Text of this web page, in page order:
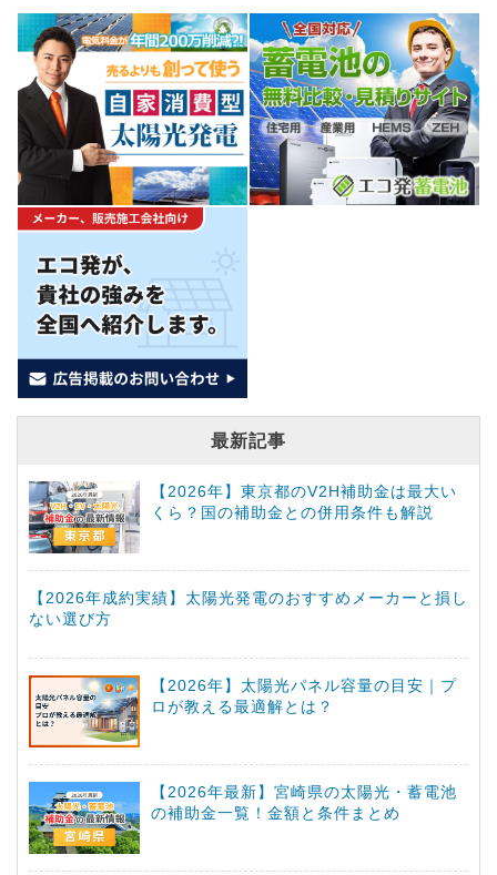
最新記事
【2026年】東京都のV2H補助金は最大い
くら？国の補助金との併用条件も解説
【2026年成約実績】太陽光発電のおすすめメーカーと損し
ない選び方
【2026年】太陽光パネル容量の目安｜プ
ロが教える最適解とは？
【2026年最新】宮崎県の太陽光・蓄電池
の補助金一覧！金額と条件まとめ